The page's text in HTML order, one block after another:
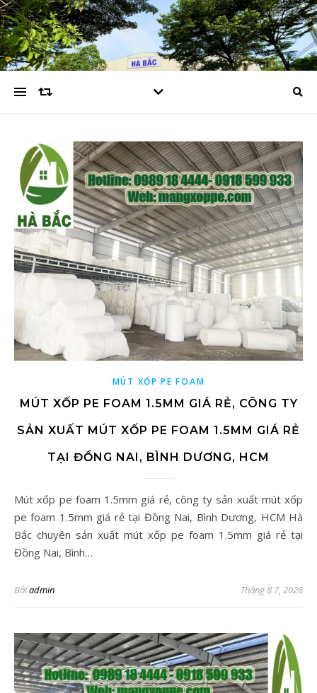
MÚT XỐP PE FOAM
MÚT XỐP PE FOAM 1.5MM GIÁ RẺ, CÔNG TY
SẢN XUẤT MÚT XỐP PE FOAM 1.5MM GIÁ RẺ
TẠI ĐỒNG NAI, BÌNH DƯƠNG, HCM
Mút xốp pe foam 1.5mm giá rẻ, công ty sản xuất mút xốp
pe foam 1.5mm giá rẻ tại Đồng Nai, Bình Dương, HCM Hà
Bắc chuyên sản xuất mút xốp pe foam 1.5mm giá rẻ tại
Đồng Nai, Bình…
Bởiadmin Tháng 8 7, 2026